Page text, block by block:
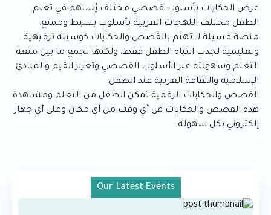
عرض الحكايات بأسلوب قصصي مختلف يُساهم في تعلم
الطفل مختلف اللهجات العربية بأسلوب بسيط وممتع.
منصة فسيلة لا تهتم بالقصص والحكايات كوسيلة ترفيهية
وتعليمية لجذب انتباه الطفل فقط، ولكنها تجمع ما بين متعة
التعلم وسهولته عبر الأسلوب القصصي وتعزيز القيم والمبادئ
الإسلامية والثقافة العربية عند الطفل.
القصص والحكايات الرقمية تمكن الطفل من التعلم ومشاهدة
هذه القصص والحكايات في أي وقت من أي مكان وعلى أي جهاز
إلكتروني بكل سهولة.
Our Latest Events